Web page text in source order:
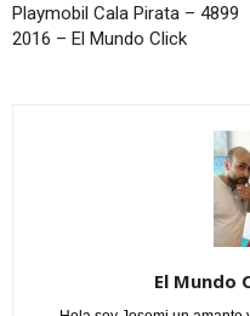
Playmobil Cala Pirata – 4899
2016 – El Mundo Click
El Mundo